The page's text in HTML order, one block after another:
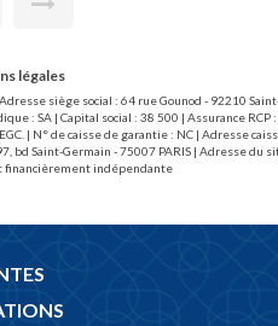
légales
siège social : 64 rue Gounod - 92210
: SA | Capital social : 38 500 | Assurance RCP :
| N° de caisse de garantie : NC | Adresse
bd Saint-Germain - 75007 PARIS | Adresse du
indépendante